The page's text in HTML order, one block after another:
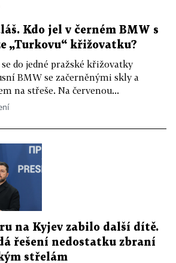
Kdo jel v černém BMW s
„Turkovu“ křižovatku?
do jedné pražské křižovatky
BMW se začerněnými skly a
na střeše. Na červenou...
na Kyjev zabilo další dítě.
řešení nedostatku zbraní
střelám